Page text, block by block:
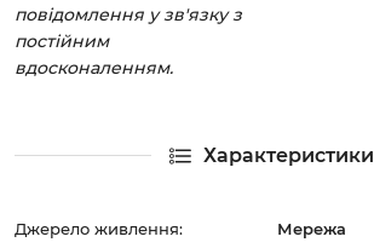
повідомлення у зв'язку з
постійним
вдосконаленням.
Характеристики
Джерело живлення: Мережа